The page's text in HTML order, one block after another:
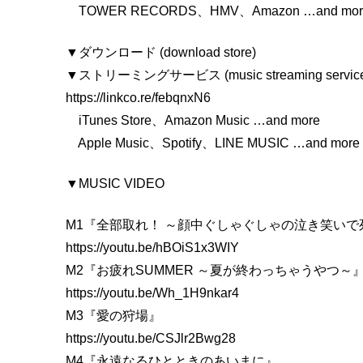
TOWER RECORDS、HMV、Amazon …and
▼ダウンロード (download store)
▼ストリーミングサービス (music streaming
https://linkco.re/febqnxN6
iTunes Store、Amazon Music …and more
Apple Music、Spotify、LINE MUSIC …and more
▼MUSIC VIDEO
M1『全部取れ！ ～顔中ぐしゃぐしゃの泣き笑いで
https://youtu.be/hBOiS1x3WIY
M2『お疲れSUMMER ～夏が終わっちゃうやつ～』
https://youtu.be/Wh_1H9nkar4
M3『愛の狩場』
https://youtu.be/CSJlr2Bwg28